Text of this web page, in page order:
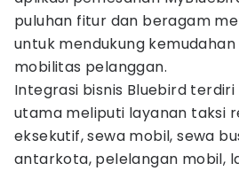
puluhan fitur dan beragam
untuk mendukung
mobilitas pelanggan.
Integrasi bisnis Bluebird
utama meliputi layanan taksi
eksekutif, sewa mobil, sewa
antarkota, pelelangan mobil,